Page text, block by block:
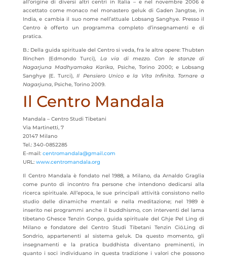
all’origine di diversi altri centri in Italia – e nel novembre 2006 è
accettato come monaco nel monastero geluk di Gaden Jangtse, in
India, e cambia il suo nome nell’attuale Lobsang Sanghye. Presso il
Centro è offerto un programma completo d’insegnamenti e di
pratica.
B.: Della guida spirituale del Centro si veda, fra le altre opere: Thubten
Rinchen (Edmondo Turci), La via di mezzo. Con le stanze di
Nagarjuna Madhyamaka Karika, Psiche, Torino 2000; e Lobsang
Sanghye (E. Turci),Il Pensiero Unico e la Vita Infinita. Tornare a
Nagarjuna, Psiche, Torino 2009.
Il Centro Mandala
Mandala – Centro Studi Tibetani
Via Martinetti, 7
20147 Milano
Tel.: 340-0852285
E-mail: centromandala@gmail.com
URL: www.centromandala.org
Il Centro Mandala è fondato nel 1988, a Milano, da Arnaldo Graglia
come punto di incontro fra persone che intendono dedicarsi alla
ricerca spirituale. All’epoca, le sue principali attività consistono nello
studio delle dinamiche mentali e nella meditazione; nel 1989 è
inserito nei programmi anche il buddhismo, con interventi del lama
tibetano Ghesce Tenzin Gonpo, guida spirituale del Ghje Pel Ling di
Milano e fondatore del Centro Studi Tibetani Tenzin Ciö.Ling di
Sondrio, appartenenti al sistema geluk. Da questo momento, gli
insegnamenti e la pratica buddhista diventano preminenti, in
quanto i soci individuano in questa tradizione i valori che possono